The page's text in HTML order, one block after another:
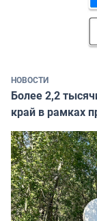
НОВОСТИ
Более 2,2
край в рамках